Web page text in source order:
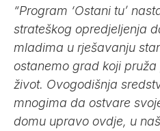
“Program ‘Ostani tu’
strateškog opredjeljenja
mladima u rješavanju
ostanemo grad koji
život. Ovogodišnja
mnogima da ostvare
domu upravo ovdje, u